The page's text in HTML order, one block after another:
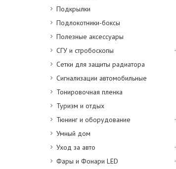
Подкрылки
Подлокотники-боксы
Полезные аксессуары
СГУ и стробоскопы
Сетки для защиты радиатора
Сигнализации автомобильные
Тонировочная пленка
Туризм и отдых
Тюнинг и оборудование
Умный дом
Уход за авто
Фары и Фонари LED